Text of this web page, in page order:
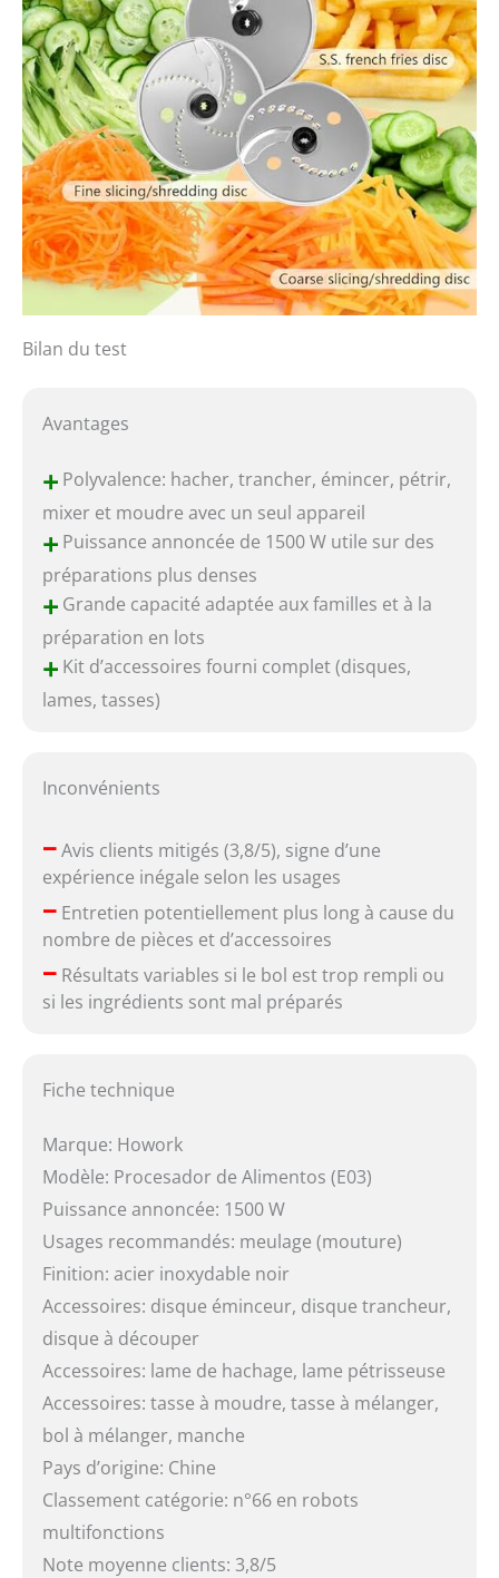
Bilan du test
Avantages
+Polyvalence: hacher, trancher, émincer, pétrir,
mixer et moudre avec un seul appareil
+Puissance annoncée de 1500 W utile sur des
préparations plus denses
+Grande capacité adaptée aux familles et à la
préparation en lots
+Kit d’accessoires fourni complet (disques,
lames, tasses)
Inconvénients
–Avis clients mitigés (3,8/5), signe d’une
expérience inégale selon les usages
–Entretien potentiellement plus long à cause du
nombre de pièces et d’accessoires
–Résultats variables si le bol est trop rempli ou
si les ingrédients sont mal préparés
Fiche technique
Marque: Howork
Modèle: Procesador de Alimentos (E03)
Puissance annoncée: 1500 W
Usages recommandés: meulage (mouture)
Finition: acier inoxydable noir
Accessoires: disque éminceur, disque trancheur,
disque à découper
Accessoires: lame de hachage, lame pétrisseuse
Accessoires: tasse à moudre, tasse à mélanger,
bol à mélanger, manche
Pays d’origine: Chine
Classement catégorie: n°66 en robots
multifonctions
Note moyenne clients: 3,8/5